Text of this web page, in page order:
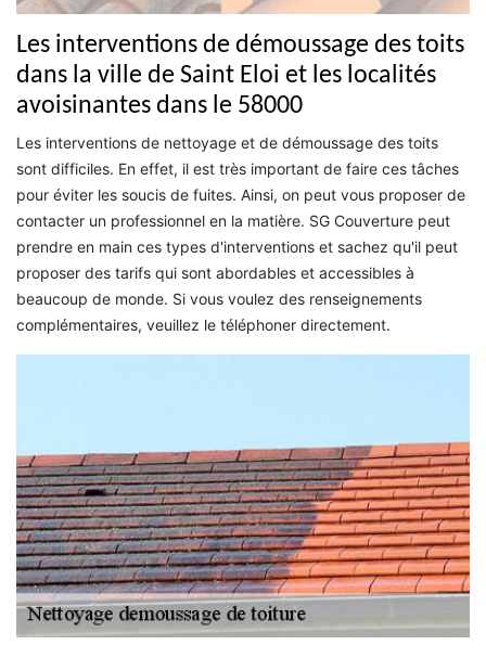
Les interventions de démoussage des toits
dans la ville de Saint Eloi et les localités
avoisinantes dans le 58000
Les interventions de nettoyage et de démoussage des toits
sont difficiles. En effet, il est très important de faire ces tâches
pour éviter les soucis de fuites. Ainsi, on peut vous proposer de
contacter un professionnel en la matière. SG Couverture peut
prendre en main ces types d'interventions et sachez qu'il peut
proposer des tarifs qui sont abordables et accessibles à
beaucoup de monde. Si vous voulez des renseignements
complémentaires, veuillez le téléphoner directement.